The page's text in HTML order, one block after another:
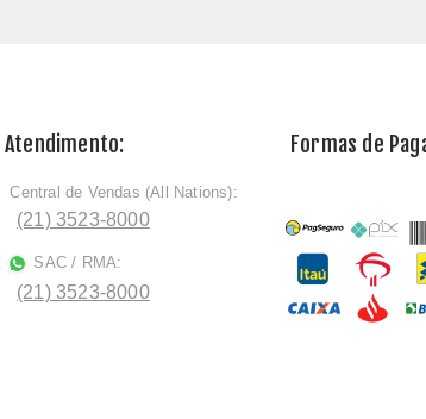
Atendimento:
ﾠCentral de Vendas (All Nations):
(21) 3523-8000
SAC / RMA:
(21) 3523-8000
Formas de